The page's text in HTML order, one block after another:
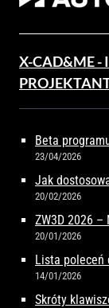
X-CAD&ME -
Beta
23/04/2026
Jak
20/02/2026
ZW3D 2026
20/01/2026
Lista poleceń
14/01/2026
Skróty